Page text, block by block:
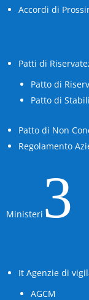
Accordi di
Patti di
Patto di
Patto di
Patto di Non
Regolamento
Ministeri 3
It Agenzie di
AGCM